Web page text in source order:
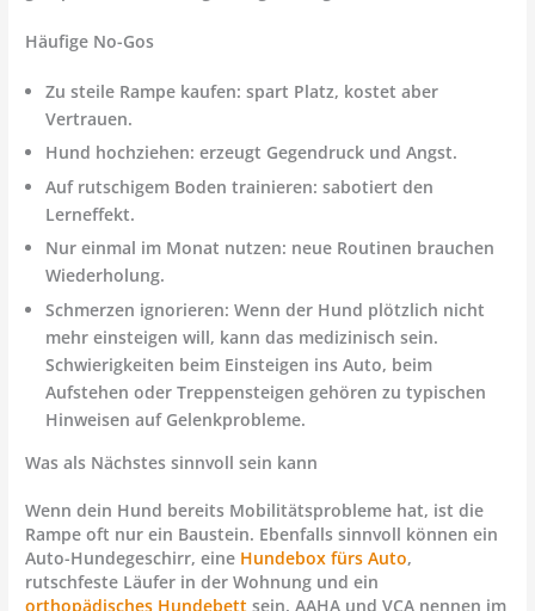
Häufige No-Gos
Zu steile Rampe kaufen: spart Platz, kostet aber
Vertrauen.
Hund hochziehen: erzeugt Gegendruck und Angst.
Auf rutschigem Boden trainieren: sabotiert den
Lerneffekt.
Nur einmal im Monat nutzen: neue Routinen brauchen
Wiederholung.
Schmerzen ignorieren: Wenn der Hund plötzlich nicht
mehr einsteigen will, kann das medizinisch sein.
Schwierigkeiten beim Einsteigen ins Auto, beim
Aufstehen oder Treppensteigen gehören zu typischen
Hinweisen auf Gelenkprobleme.
Was als Nächstes sinnvoll sein kann
Wenn dein Hund bereits Mobilitätsprobleme hat, ist die
Rampe oft nur ein Baustein. Ebenfalls sinnvoll können ein
Auto-Hundegeschirr, eine Hundebox fürs Auto,
rutschfeste Läufer in der Wohnung und ein
orthopädisches Hundebett sein. AAHA und VCA nennen im